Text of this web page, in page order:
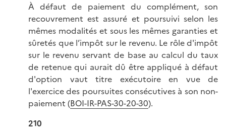
À défaut de paiement du complément, son
recouvrement est assuré et poursuivi selon les
mêmes modalités et sous les mêmes garanties et
sûretés que l’impôt sur le revenu. Le rôle d'impôt
sur le revenu servant de base au calcul du taux
de retenue qui aurait dû être appliqué à défaut
d'option vaut titre exécutoire en vue de
l'exercice des poursuites consécutives à son non-
paiement (BOI-IR-PAS-30-20-30).
210